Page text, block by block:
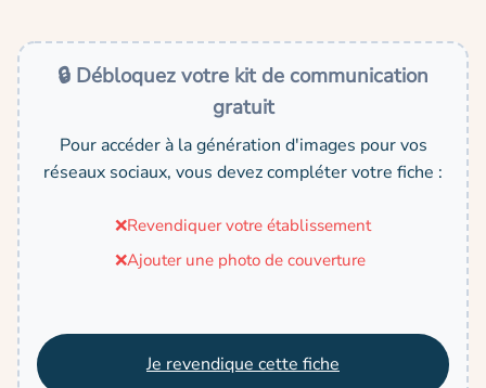
🔒 Débloquez votre kit de communication
gratuit
Pour accéder à la génération d'images pour vos
réseaux sociaux, vous devez compléter votre fiche :
❌Revendiquer votre établissement
❌Ajouter une photo de couverture
Je revendique cette fiche